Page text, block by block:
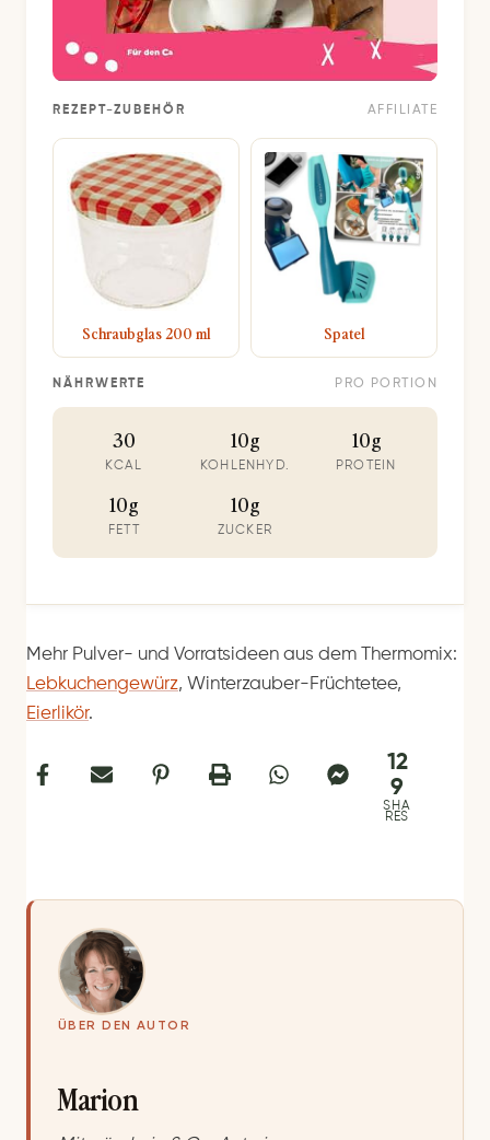
REZEPT-ZUBEHÖR AFFILIATE
Schraubglas 200 ml Spatel
NÄHRWERTE PRO PORTION
30
KCAL
10g
KOHLENHYD.
10g
PROTEIN
10g
FETT
10g
ZUCKER
Mehr Pulver- und Vorratsideen aus dem Thermomix:
Lebkuchengewürz, Winterzauber-Früchtetee,
Eierlikör.
12
9
SHA
RES
ÜBER DEN AUTOR
Marion